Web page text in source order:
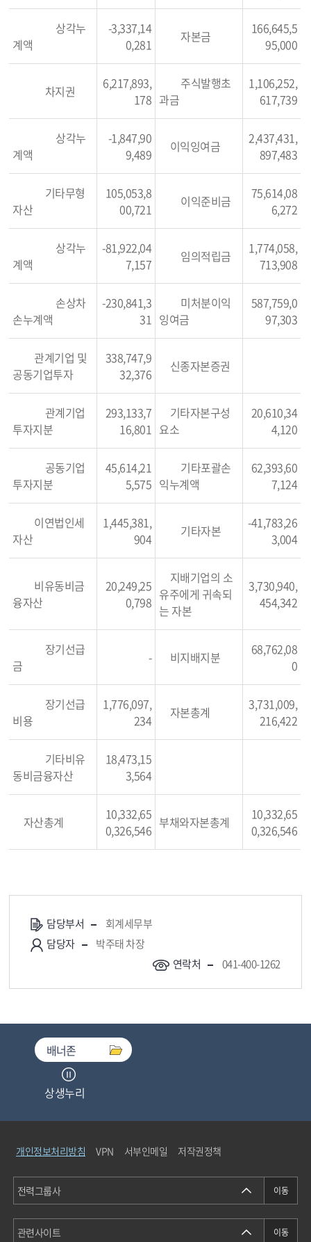
상각누
계액
-3,337,14
0,281
자본금
166,645,5
95,000
차지권
6,217,893,
178
주식발행초
과금
1,106,252,
617,739
상각누
계액
-1,847,90
9,489
이익잉여금
2,437,431,
897,483
기타무형
자산
105,053,8
00,721
이익준비금
75,614,08
6,272
상각누
계액
-81,922,04
7,157
임의적립금
1,774,058,
713,908
손상차
손누계액
-230,841,3
31
미처분이익
잉여금
587,759,0
97,303
관계기업 및
공동기업투자
338,747,9
32,376
신종자본증권
관계기업
투자지분
293,133,7
16,801
기타자본구성
요소
20,610,34
4,120
공동기업
투자지분
45,614,21
5,575
기타포괄손
익누계액
62,393,60
7,124
이연법인세
자산
1,445,381,
904
기타자본
-41,783,26
3,004
비유동비금
융자산
20,249,25
0,798
지배기업의 소
유주에게 귀속되
는 자본
3,730,940,
454,342
장기선급
금
- 비지배지분
68,762,08
0
장기선급
비용
1,776,097,
234
자본총계
3,731,009,
216,422
기타비유
동비금융자산
18,473,15
3,564
자산총계
10,332,65
0,326,546 부채와자본총계
10,332,65
0,326,546
담당부서
회계세무부
담당자
박주태 차장
연락처
041-400-1262
배너존
상생누리
중소기업기술마켓
청탁금지법통합검색
개인정보처리방침 VPN 서부인메일 저작권정책